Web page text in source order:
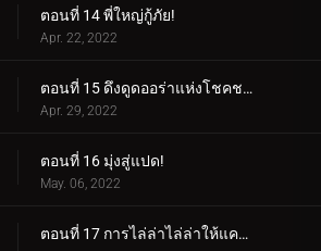
ตอนที่ 14 พี่ใหญ่กู้ภัย!
Apr. 22, 2022
ตอนที่ 15 ดึงดูดออร่าแห่งโชคชะตา!
Apr. 29, 2022
ตอนที่ 16 มุ่งสู่แปด!
May. 06, 2022
ตอนที่ 17 การไล่ล่าไล่ล่าให้แคบลง!